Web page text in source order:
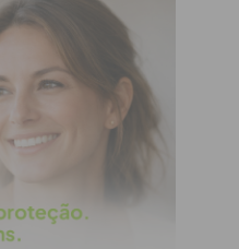
especializados.
de produção entre Europa
e 8 centros industriais
mais rápidos e
curtas.